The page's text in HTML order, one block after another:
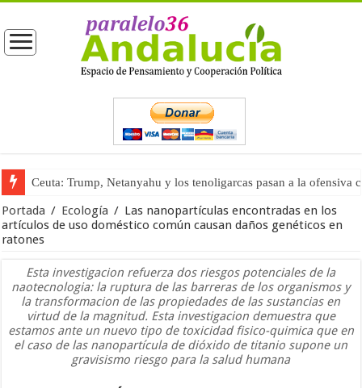
Ceuta: Trump, Netanyahu y los tenoligarcas pasan a la ofensiva
La masificación turística (tercera parte)
Portada / Ecología / Las nanopartículas encontradas en los
artículos de uso doméstico común causan daños genéticos en
ratones
Esta investigacion refuerza dos riesgos potenciales de la
naotecnologia: la ruptura de las barreras de los organismos y
la transformacion de las propiedades de las sustancias en
virtud de la magnitud. Esta investigacion demuestra que
estamos ante un nuevo tipo de toxicidad fisico-quimica que en
el caso de las nanopartícula de dióxido de titanio supone un
gravisismo riesgo para la salud humana